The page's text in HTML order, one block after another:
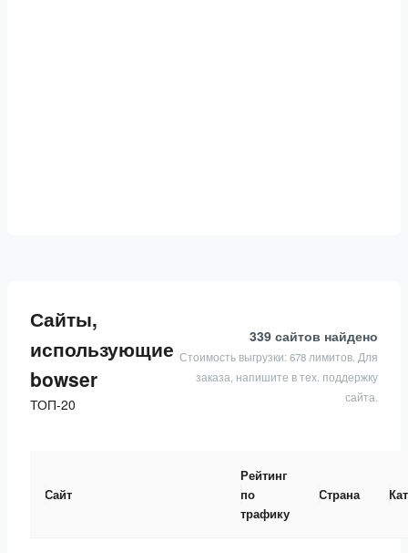
Сайты,
использующие
bowser
ТОП-20
339 сайтов найдено
Стоимость выгрузки: 678 лимитов. Для
заказа, напишите в тех. поддержку
сайта.
Сайт
Рейтинг
по
трафику
Страна